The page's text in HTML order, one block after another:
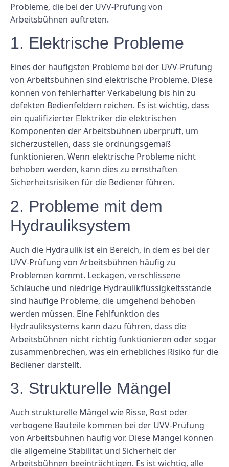
Probleme, die bei der UVV-Prüfung von
Arbeitsbühnen auftreten.
1. Elektrische Probleme
Eines der häufigsten Probleme bei der UVV-Prüfung
von Arbeitsbühnen sind elektrische Probleme. Diese
können von fehlerhafter Verkabelung bis hin zu
defekten Bedienfeldern reichen. Es ist wichtig, dass
ein qualifizierter Elektriker die elektrischen
Komponenten der Arbeitsbühnen überprüft, um
sicherzustellen, dass sie ordnungsgemäß
funktionieren. Wenn elektrische Probleme nicht
behoben werden, kann dies zu ernsthaften
Sicherheitsrisiken für die Bediener führen.
2. Probleme mit dem
Hydrauliksystem
Auch die Hydraulik ist ein Bereich, in dem es bei der
UVV-Prüfung von Arbeitsbühnen häufig zu
Problemen kommt. Leckagen, verschlissene
Schläuche und niedrige Hydraulikflüssigkeitsstände
sind häufige Probleme, die umgehend behoben
werden müssen. Eine Fehlfunktion des
Hydrauliksystems kann dazu führen, dass die
Arbeitsbühnen nicht richtig funktionieren oder sogar
zusammenbrechen, was ein erhebliches Risiko für die
Bediener darstellt.
3. Strukturelle Mängel
Auch strukturelle Mängel wie Risse, Rost oder
verbogene Bauteile kommen bei der UVV-Prüfung
von Arbeitsbühnen häufig vor. Diese Mängel können
die allgemeine Stabilität und Sicherheit der
Arbeitsbühnen beeinträchtigen. Es ist wichtig, alle